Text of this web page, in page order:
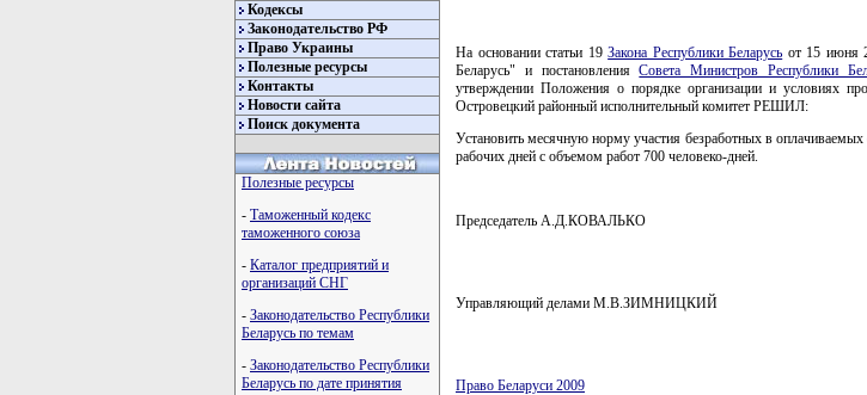
Кодексы
Законодательство РФ
Право Украины
Полезные ресурсы
Контакты
Новости сайта
Поиск документа
Полезные ресурсы
- Таможенный кодекс
таможенного союза
- Каталог предприятий и
организаций СНГ
- Законодательство Республики
Беларусь по темам
- Законодательство Республики
Беларусь по дате принятия
На основании статьи 19Закона Республики Беларусь от 15 июня
Беларусь" и постановленияСовета Министров Республики
утверждении Положения о порядке организации и условиях
Островецкий районный исполнительный комитет РЕШИЛ:
Установить месячную норму участия безработных в
рабочих дней с объемом работ 700 человеко-дней.
Председатель А.Д.КОВАЛЬКО
Управляющий делами М.В.ЗИМНИЦКИЙ
Право Беларуси 2009